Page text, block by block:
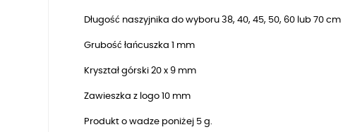
Długość naszyjnika do wyboru 38, 40, 45, 50, 60 lub 70 cm
Grubość łańcuszka 1 mm
Kryształ górski 20 x 9 mm
Zawieszka z logo 10 mm
Produkt o wadze poniżej 5 g.